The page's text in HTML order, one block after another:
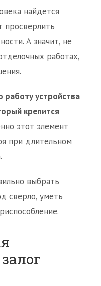
найдется
просверлить
А значит, не
работах,
устройства
крепится
этот элемент
при длительном
выбрать
сверло, уметь